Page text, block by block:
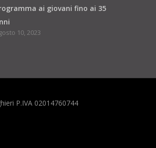
ai giovani fino ai 35
10, 2023
P.IVA 02014760744